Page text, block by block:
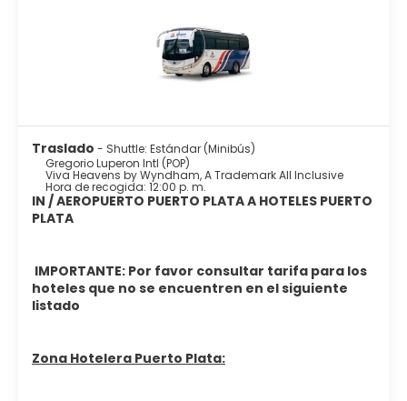
Traslado - Shuttle: Estándar (Minibús)
Gregorio Luperon Intl (POP)
Viva Heavens by Wyndham, A Trademark All Inclusive
Hora de recogida: 12:00 p. m.
IN / AEROPUERTO PUERTO PLATA A HOTELES PUERTO
PLATA
IMPORTANTE: Por favor consultar tarifa para los
hoteles que no se encuentren en el siguiente
listado
Zona Hotelera Puerto Plata: